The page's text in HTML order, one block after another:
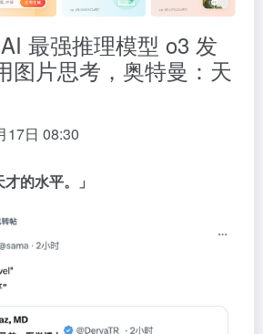
最强推理模型 o3 发
图片思考，奥特曼：天
17日 08:30
的水平。」